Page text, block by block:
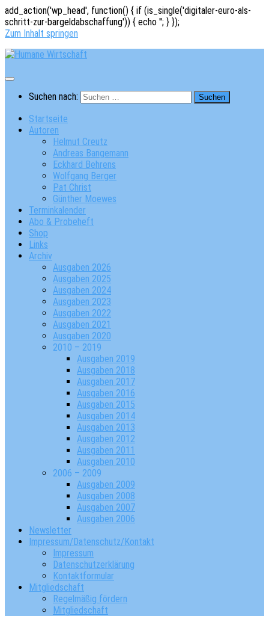
add_action('wp_head', function() { if (is_single('digitaler-euro-als-
schritt-zur-bargeldabschaffung')) { echo ''; } });
Zum Inhalt springen
Suchen nach:
Startseite
Autoren
Helmut Creutz
Andreas Bangemann
Eckhard Behrens
Wolfgang Berger
Pat Christ
Günther Moewes
Terminkalender
Abo & Probeheft
Shop
Links
Archiv
Ausgaben 2026
Ausgaben 2025
Ausgaben 2024
Ausgaben 2023
Ausgaben 2022
Ausgaben 2021
Ausgaben 2020
2010 – 2019
Ausgaben 2019
Ausgaben 2018
Ausgaben 2017
Ausgaben 2016
Ausgaben 2015
Ausgaben 2014
Ausgaben 2013
Ausgaben 2012
Ausgaben 2011
Ausgaben 2010
2006 – 2009
Ausgaben 2009
Ausgaben 2008
Ausgaben 2007
Ausgaben 2006
Newsletter
Impressum/Datenschutz/Kontakt
Impressum
Datenschutzerklärung
Kontaktformular
Mitgliedschaft
Regelmäßig fördern
Mitgliedschaft